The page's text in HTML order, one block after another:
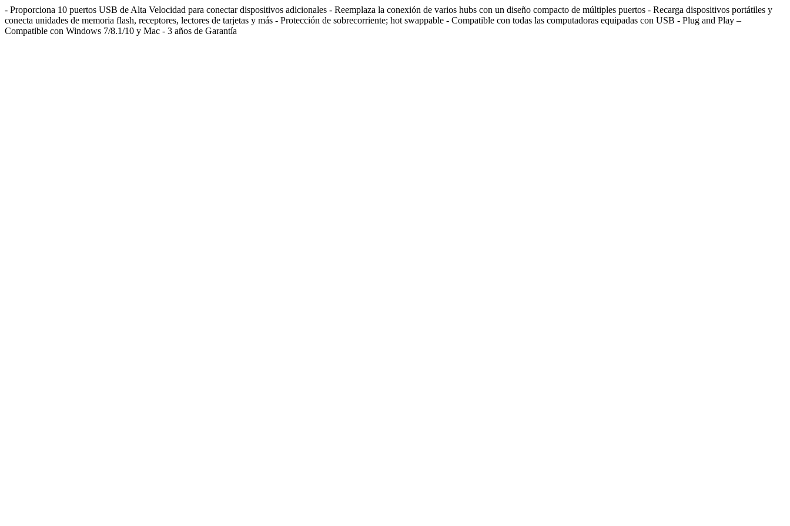
- Proporciona 10 puertos USB de Alta Velocidad para conectar dispositivos adicionales - Reemplaza la conexión de varios hubs con un diseño compacto de múltiples puertos - Recarga dispositivos portátiles y
conecta unidades de memoria flash, receptores, lectores de tarjetas y más - Protección de sobrecorriente; hot swappable - Compatible con todas las computadoras equipadas con USB - Plug and Play –
Compatible con Windows 7/8.1/10 y Mac - 3 años de Garantía